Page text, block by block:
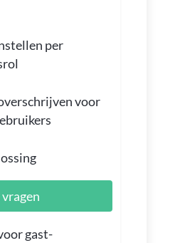
per
voor
gast-